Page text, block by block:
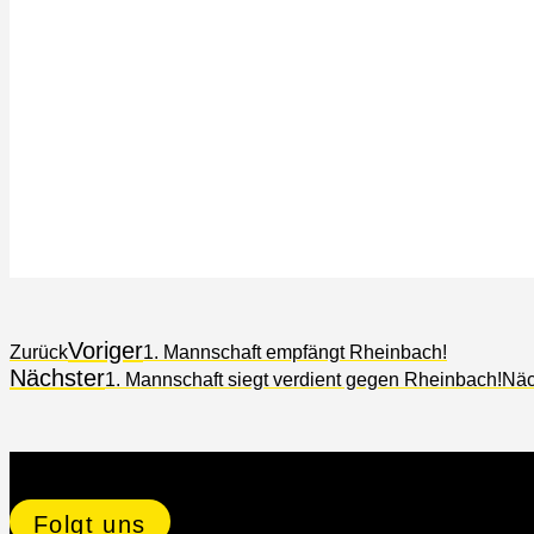
ZurückVoriger1. Mannschaft empfängt Rheinbach!
Nächster1. Mannschaft siegt verdient gegen Rheinbach!
Folgt uns